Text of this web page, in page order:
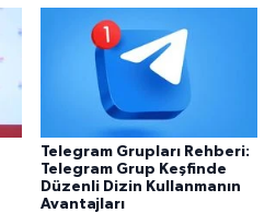
Telegram Grupları Rehberi:
Telegram Grup Keşfinde
Düzenli Dizin Kullanmanın
Avantajları